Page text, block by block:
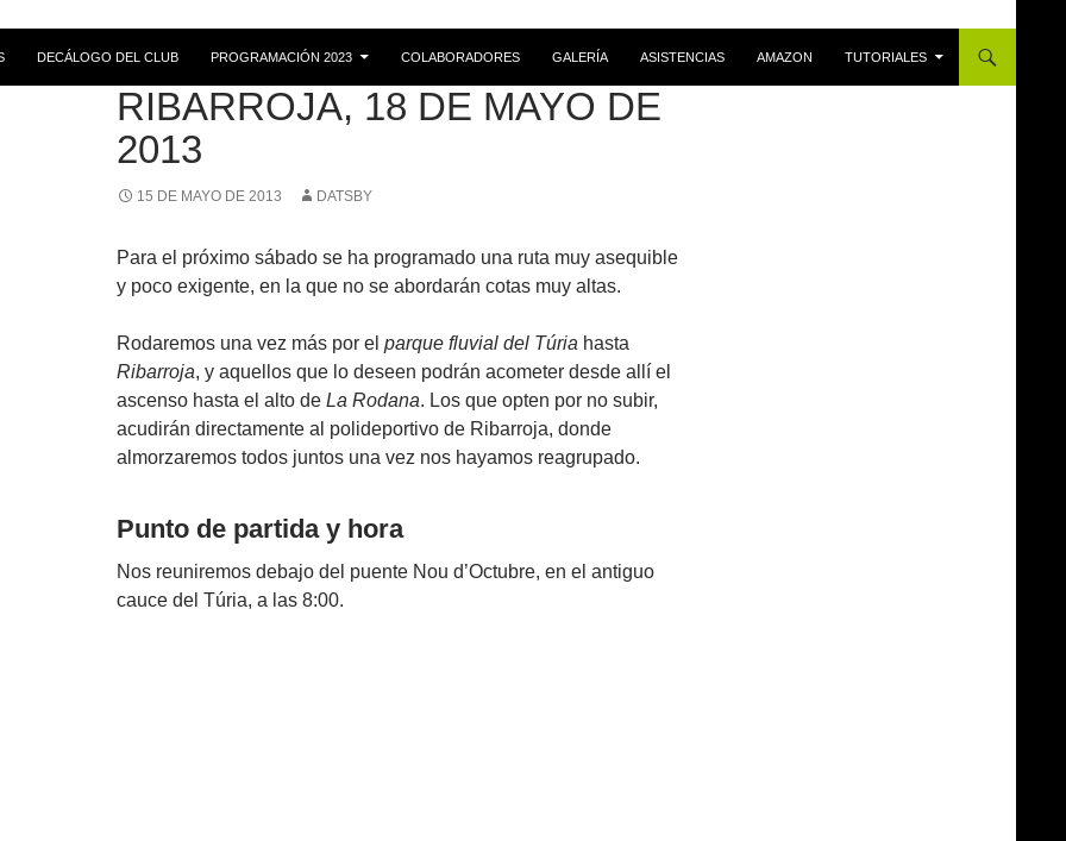
DECÁLOGO DEL CLUB PROGRAMACIÓN 2023 COLABORADORES GALERÍA ASISTENCIAS AMAZON TUTORIALES
RUTAS
RIBARROJA, 18 DE MAYO DE
2013
15 DE MAYO DE 2013 DATSBY
Para el próximo sábado se ha programado una ruta muy asequible
y poco exigente, en la que no se abordarán cotas muy altas.
Rodaremos una vez más por el parque fluvial del Túria hasta
Ribarroja, y aquellos que lo deseen podrán acometer desde allí el
ascenso hasta el alto de La Rodana. Los que opten por no subir,
acudirán directamente al polideportivo de Ribarroja, donde
almorzaremos todos juntos una vez nos hayamos reagrupado.
Punto de partida y hora
Nos reuniremos debajo del puente Nou d’Octubre, en el antiguo
cauce del Túria, a las 8:00.